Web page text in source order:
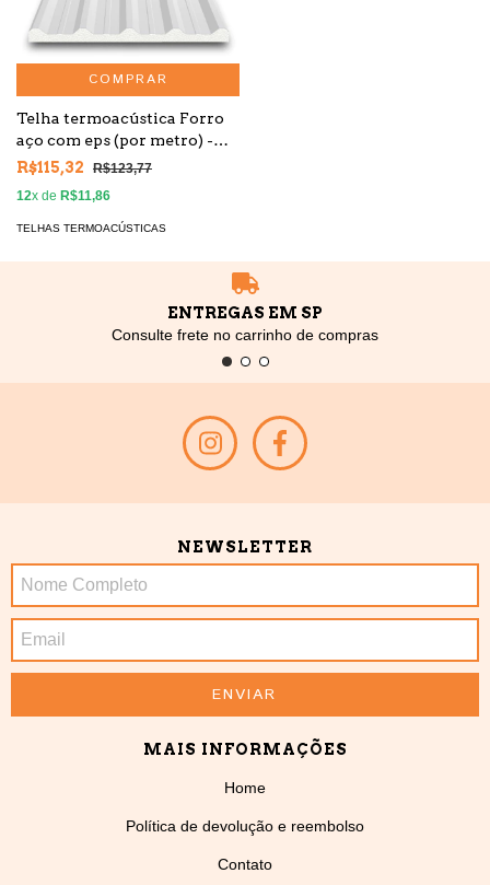
COMPRAR
Telha termoacústica Forro
aço com eps (por metro) -
Colada - Branco 2 faces
R$115,32
R$123,77
12x de R$11,86
TELHAS TERMOACÚSTICAS
ENTREGAS EM SP
Consulte frete no carrinho de compras
NEWSLETTER
MAIS INFORMAÇÕES
Home
Política de devolução e reembolso
Contato